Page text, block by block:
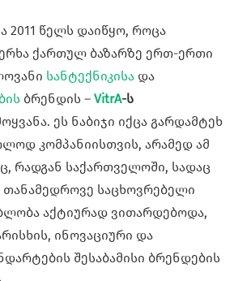
2011 წელს დაიწყო, როცა
ქართულ ბაზარზე ერთ-ერთი
სანტექნიკისა და
ბრენდის – VitrA-ს
ეს ნაბიჯი იქცა გარდამტეხ
კომპანიისთვის, არამედ ამ
რადგან საქართველოში, სადაც
თანამედროვე საცხოვრებელი
აქტიურად ვითარდებოდა,
ინოვაციური და
შესაბამისი ბრენდების